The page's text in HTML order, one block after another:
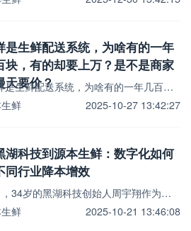
是生鲜配送系统，为啥有的一年
块，有的却要上万？是不是商家
天要价？
“同样是生鲜配送系统，为啥有的一年几百块，有的却要上万？是不是商家在漫天要价？”最近，不少生鲜配送从...
鲜
2025-10-27 13:42:27
湖科技到源本生鲜：数字化如何
同行业降本增效
近日，34岁的黑湖科技创始人周宇翔作为工业软件领域唯一代表，出席了由国务院总理李强主持的经济形势专家...
鲜
2025-10-21 13:46:08